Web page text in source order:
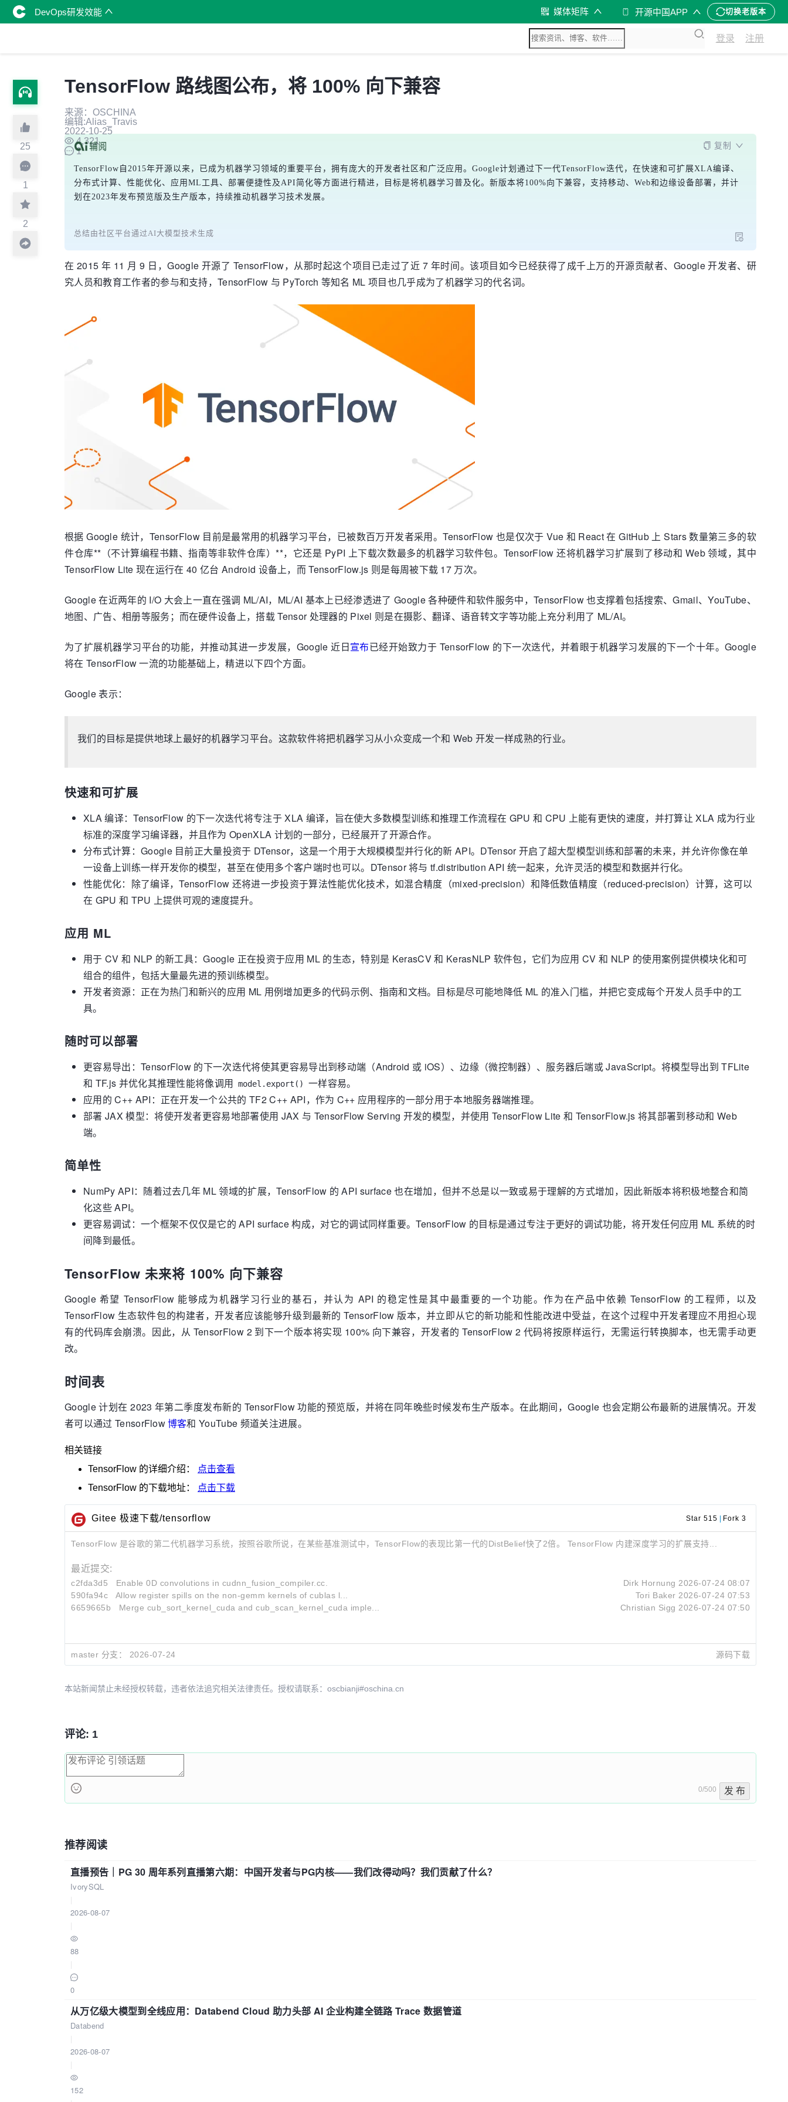
DevOps研发效能 媒体矩阵 开源中国APP 切换老版本
登录 注册
25
1
2
TensorFlow 路线图公布，将 100% 向下兼容
来源：OSCHINA
编辑:Alias_Travis
2022-10-25
4,321
1
复制
TensorFlow自2015年开源以来，已成为机器学习领域的重要平台，拥有庞大的开发者社区和广泛应用。Google计划通过下一代TensorFlow迭代，在快速和可扩展XLA编译、
分布式计算、性能优化、应用ML工具、部署便捷性及API简化等方面进行精进，目标是将机器学习普及化。新版本将100%向下兼容，支持移动、Web和边缘设备部署，并计
划在2023年发布预览版及生产版本，持续推动机器学习技术发展。
总结由社区平台通过AI大模型技术生成
在 2015 年 11 月 9 日，Google 开源了 TensorFlow，从那时起这个项目已走过了近 7 年时间。该项目如今已经获得了成千上万的开源贡献者、Google 开发者、研
究人员和教育工作者的参与和支持，TensorFlow 与 PyTorch 等知名 ML 项目也几乎成为了机器学习的代名词。
根据 Google 统计，TensorFlow 目前是最常用的机器学习平台，已被数百万开发者采用。TensorFlow 也是仅次于 Vue 和 React 在 GitHub 上 Stars 数量第三多的软
件仓库**（不计算编程书籍、指南等非软件仓库）**，它还是 PyPI 上下载次数最多的机器学习软件包。TensorFlow 还将机器学习扩展到了移动和 Web 领域，其中
TensorFlow Lite 现在运行在 40 亿台 Android 设备上，而 TensorFlow.js 则是每周被下载 17 万次。
Google 在近两年的 I/O 大会上一直在强调 ML/AI，ML/AI 基本上已经渗透进了 Google 各种硬件和软件服务中，TensorFlow 也支撑着包括搜索、Gmail、YouTube、
地图、广告、相册等服务；而在硬件设备上，搭载 Tensor 处理器的 Pixel 则是在摄影、翻译、语音转文字等功能上充分利用了 ML/AI。
为了扩展机器学习平台的功能，并推动其进一步发展，Google 近日宣布已经开始致力于 TensorFlow 的下一次迭代，并着眼于机器学习发展的下一个十年。Google
将在 TensorFlow 一流的功能基础上，精进以下四个方面。
Google 表示：
我们的目标是提供地球上最好的机器学习平台。这款软件将把机器学习从小众变成一个和 Web 开发一样成熟的行业。
快速和可扩展
XLA 编译：TensorFlow 的下一次迭代将专注于 XLA 编译，旨在使大多数模型训练和推理工作流程在 GPU 和 CPU 上能有更快的速度，并打算让 XLA 成为行业
标准的深度学习编译器，并且作为 OpenXLA 计划的一部分，已经展开了开源合作。
分布式计算：Google 目前正大量投资于 DTensor，这是一个用于大规模模型并行化的新 API。DTensor 开启了超大型模型训练和部署的未来，并允许你像在单
一设备上训练一样开发你的模型，甚至在使用多个客户端时也可以。DTensor 将与 tf.distribution API 统一起来，允许灵活的模型和数据并行化。
性能优化：除了编译，TensorFlow 还将进一步投资于算法性能优化技术，如混合精度（mixed-precision）和降低数值精度（reduced-precision）计算，这可以
在 GPU 和 TPU 上提供可观的速度提升。
应用 ML
用于 CV 和 NLP 的新工具：Google 正在投资于应用 ML 的生态，特别是 KerasCV 和 KerasNLP 软件包，它们为应用 CV 和 NLP 的使用案例提供模块化和可
组合的组件，包括大量最先进的预训练模型。
开发者资源：正在为热门和新兴的应用 ML 用例增加更多的代码示例、指南和文档。目标是尽可能地降低 ML 的准入门槛，并把它变成每个开发人员手中的工
具。
随时可以部署
更容易导出：TensorFlow 的下一次迭代将使其更容易导出到移动端（Android 或 iOS）、边缘（微控制器）、服务器后端或 JavaScript。将模型导出到 TFLite
和 TF.js 并优化其推理性能将像调用 model.export()
一样容易。
应用的 C++ API：正在开发一个公共的 TF2 C++ API，作为 C++ 应用程序的一部分用于本地服务器端推理。
部署 JAX 模型：将使开发者更容易地部署使用 JAX 与 TensorFlow Serving 开发的模型，并使用 TensorFlow Lite 和 TensorFlow.js 将其部署到移动和 Web
端。
简单性
NumPy API：随着过去几年 ML 领域的扩展，TensorFlow 的 API surface 也在增加，但并不总是以一致或易于理解的方式增加，因此新版本将积极地整合和简
化这些 API。
更容易调试：一个框架不仅仅是它的 API surface 构成，对它的调试同样重要。TensorFlow 的目标是通过专注于更好的调试功能，将开发任何应用 ML 系统的时
间降到最低。
TensorFlow 未来将 100% 向下兼容
Google 希望 TensorFlow 能够成为机器学习行业的基石，并认为 API 的稳定性是其中最重要的一个功能。作为在产品中依赖 TensorFlow 的工程师，以及
TensorFlow 生态软件包的构建者，开发者应该能够升级到最新的 TensorFlow 版本，并立即从它的新功能和性能改进中受益，在这个过程中开发者理应不用担心现
有的代码库会崩溃。因此，从 TensorFlow 2 到下一个版本将实现 100% 向下兼容，开发者的 TensorFlow 2 代码将按原样运行，无需运行转换脚本，也无需手动更
改。
时间表
Google 计划在 2023 年第二季度发布新的 TensorFlow 功能的预览版，并将在同年晚些时候发布生产版本。在此期间，Google 也会定期公布最新的进展情况。开发
者可以通过 TensorFlow博客和 YouTube 频道关注进展。
相关链接
TensorFlow 的详细介绍：
点击查看
TensorFlow 的下载地址： 点击下载
Gitee 极速下载/tensorflow Star 515 Fork 3
TensorFlow 是谷歌的第二代机器学习系统，按照谷歌所说，在某些基准测试中，TensorFlow的表现比第一代的DistBelief快了2倍。 TensorFlow 内建深度学习的扩展支持...
最近提交:
c2fda3d5 Enable 0D convolutions in cudnn_fusion_compiler.cc. Dirk Hornung 2026-07-24 08:07
590fa94c
Allow register spills on the non-gemm kernels of cublas l... Tori Baker 2026-07-24 07:53
6659665b
Merge cub_sort_kernel_cuda and cub_scan_kernel_cuda imple... Christian Sigg 2026-07-24 07:50
master 分支： 2026-07-24 源码下载
本站新闻禁止未经授权转载，违者依法追究相关法律责任。授权请联系：oscbianji#oschina.cn
评论: 1
0/500 发 布
推荐阅读
直播预告｜PG 30 周年系列直播第六期：中国开发者与PG内核——我们改得动吗？我们贡献了什么？
IvorySQL
2026-08-07
88
0
从万亿级大模型到全线应用：Databend Cloud 助力头部 AI 企业构建全链路 Trace 数据管道
Databend
2026-08-07
152